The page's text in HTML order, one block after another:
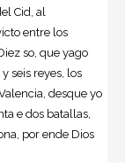
Cid, al
entre los
so, que yago
seis reyes, los
desque yo
e dos batallas,
por ende Dios